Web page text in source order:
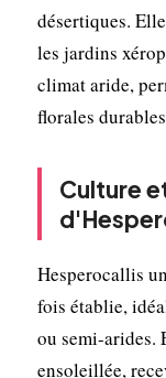
désertiques.
les jardins
climat aride,
florales
Culture
Hesperocallis
fois établie,
ou semi-arides.
ensoleillée,